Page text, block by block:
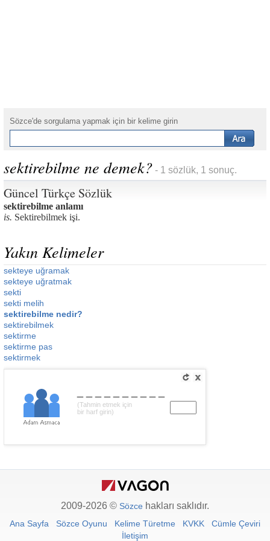
Sözce'de sorgulama yapmak için bir kelime girin
sektirebilme ne demek? - 1 sözlük, 1 sonuç.
Güncel Türkçe Sözlük
sektirebilme anlamı
is. Sektirebilmek işi.
Yakın Kelimeler
sekteye uğramak
sekteye uğratmak
sekti
sekti melih
sektirebilme nedir?
sektirebilmek
sektirme
sektirme pas
sektirmek
(Tahmin etmek için
bir harf girin)
2009-2026 © Sözce hakları saklıdır.
Ana Sayfa Sözce Oyunu Kelime Türetme KVKK
Cümle Çeviri
İletişim